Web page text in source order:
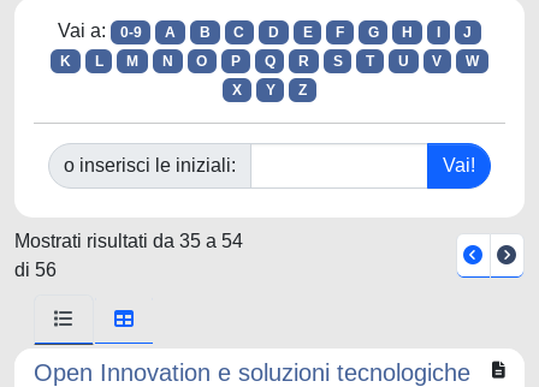
Vai a: 0-9 A B C D E F G H
J
K
L M N O P Q R S T U V
W
X
Y Z
o inserisci le iniziali:
Mostrati risultati da 35 a 54
di 56
Open Innovation e soluzioni tecnologiche